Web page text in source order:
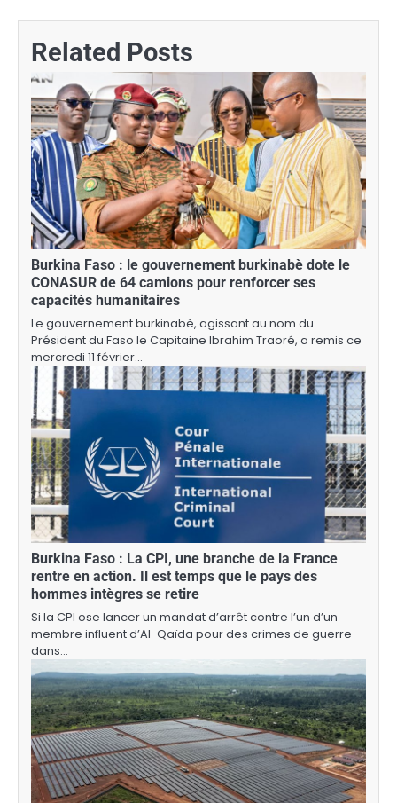
Related Posts
Burkina Faso : le gouvernement burkinabè dote le
CONASUR de 64 camions pour renforcer ses
capacités humanitaires
Le gouvernement burkinabè, agissant au nom du
Président du Faso le Capitaine Ibrahim Traoré, a remis ce
mercredi 11 février…
Burkina Faso : La CPI, une branche de la France
rentre en action. Il est temps que le pays des
hommes intègres se retire
Si la CPI ose lancer un mandat d’arrêt contre l’un d’un
membre influent d’Al-Qaïda pour des crimes de guerre
dans…